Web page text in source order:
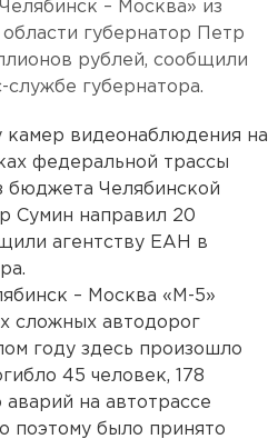
– Москва» из
губернатор Петр
рублей, сообщили
губернатора.
камер видеонаблюдения на
федеральной трассы
бюджета Челябинской
Сумин направил 20
агентству ЕАН в
– Москва «М-5»
сложных автодорог
году здесь произошло
45 человек, 178
на автотрассе
поэтому было принято